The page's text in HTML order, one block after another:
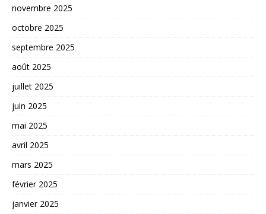
novembre 2025
octobre 2025
septembre 2025
août 2025
juillet 2025
juin 2025
mai 2025
avril 2025
mars 2025
février 2025
janvier 2025